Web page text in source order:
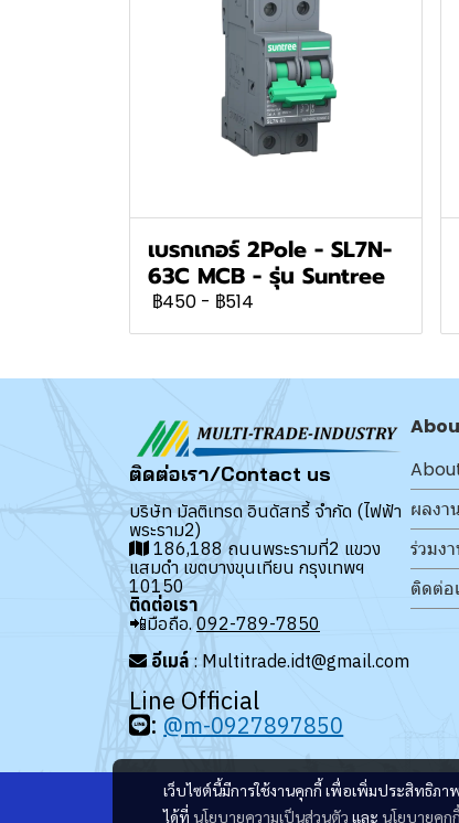
เบรกเกอร์ 2Pole - SL7N-
63C MCB - รุ่น Suntree
฿450 - ฿514
เว็บไซต์นี้มีการใช้งานคุกกี้ เพื่อเพิ่มประสิทธิภ
ได้ที่ นโยบายความเป็นส่วนตัว และ นโยบายคุกกี้
ติดต่อเรา/Contact us
บริษัท มัลติเทรด อินดัสทรี้ จำกัด (ไฟฟ้า
พระราม2)
186,188 ถนนพระรามที่2 แขวง
แสมดำ เขตบางขุนเทียน กรุงเทพฯ
10150
ติดต่อเรา
📲มือถือ. 092-789-7850
อีเมล์ : Multitrade.idt@gmail.com
Line Official
: @m-0927897850
ผลงา
ร่วมง
ติดต่อ